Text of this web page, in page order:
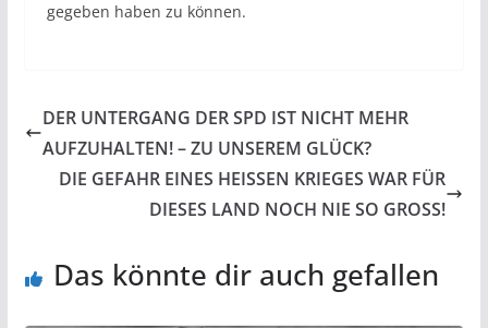
gegeben haben zu können.
DER UNTERGANG DER SPD IST NICHT MEHR
AUFZUHALTEN! – ZU UNSEREM GLÜCK?
DIE GEFAHR EINES HEISSEN KRIEGES WAR FÜR
DIESES LAND NOCH NIE SO GROSS!
Das könnte dir auch gefallen